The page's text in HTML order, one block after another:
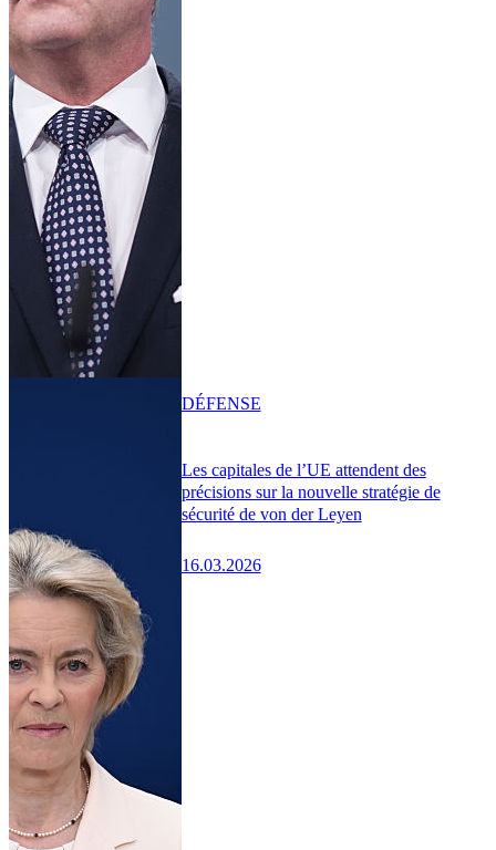
Les capitales de l’UE attendent des
précisions sur la nouvelle stratégie de
sécurité de von der Leyen
16.03.2026
DÉFENSE